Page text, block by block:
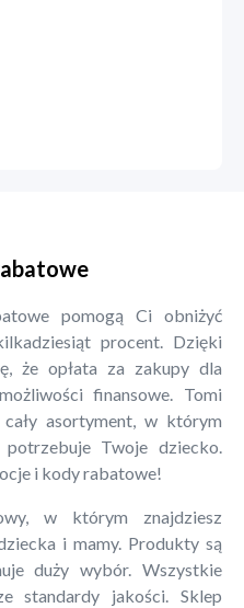
pomogą Ci obniżyć
procent. Dzięki
że opłata za zakupy dla
finansowe. Tomi
asortyment, w którym
Twoje dziecko.
i kody rabatowe!
w którym znajdziesz
i mamy. Produkty są
duży wybór. Wszystkie
standardy jakości. Sklep